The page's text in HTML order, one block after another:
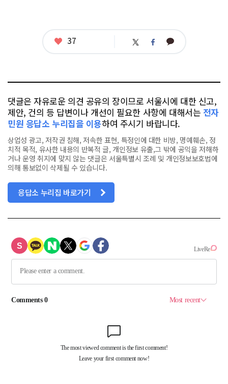
좋
37 트 페 카
댓글은 자유로운 의견 공유의 장이므로 서울시에 대한 신고,
제안, 건의 등 답변이나 개선이 필요한 사항에 대해서는 전자
민원 응답소 누리집을 이용하여 주시기 바랍니다.
상업성 광고, 저작권 침해, 저속한 표현, 특정인에 대한 비방, 명예훼손, 정
치적 목적, 유사한 내용의 반복적 글, 개인정보 유출,그 밖에 공익을 저해하
거나 운영 취지에 맞지 않는 댓글은 서울특별시 조례 및 개인정보보호법에
의해 통보없이 삭제될 수 있습니다.
응답소 누리집 바로가기